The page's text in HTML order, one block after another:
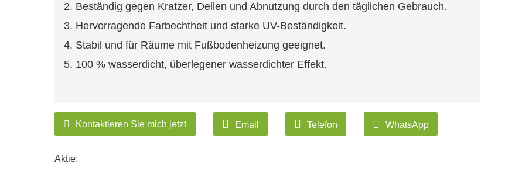
2. Beständig gegen Kratzer, Dellen und Abnutzung durch den täglichen Gebrauch.
3. Hervorragende Farbechtheit und starke UV-Beständigkeit.
4. Stabil und für Räume mit Fußbodenheizung geeignet.
5. 100 % wasserdicht, überlegener wasserdichter Effekt.
Kontaktieren Sie mich jetzt Email Telefon WhatsApp
Aktie: